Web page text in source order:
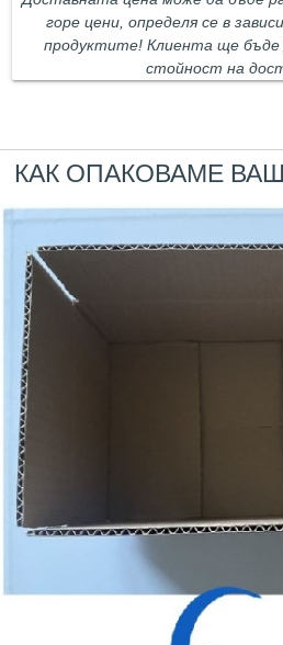
горе цени, определя се в
продуктите! Клиента ще бъде
стойност на
КАК ОПАКОВАМЕ